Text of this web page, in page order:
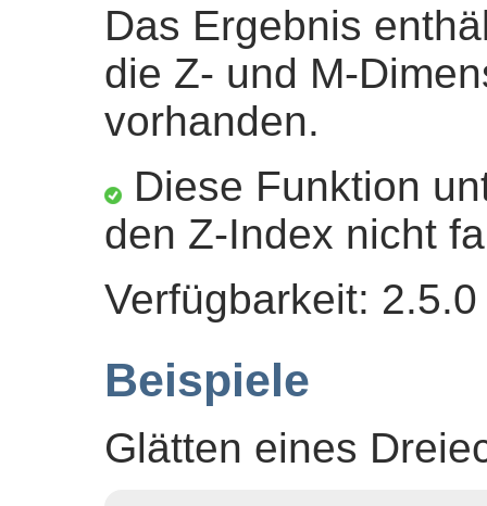
Das Ergebnis
die Z- und M-
vorhanden.
Diese Funktion
den Z-Index nicht
Verfügbarkeit: 2.5.0
Beispiele
Glätten eines